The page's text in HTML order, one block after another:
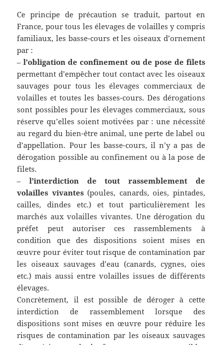
Ce principe de précaution se traduit, partout en
France, pour tous les élevages de volailles y compris
familiaux, les basse-cours et les oiseaux d’ornement
par :
–l’obligation de confinement ou de pose de filets
permettant d’empêcher tout contact avec les oiseaux
sauvages pour tous les élevages commerciaux de
volailles et toutes les basses-cours. Des dérogations
sont possibles pour les élevages commerciaux, sous
réserve qu’elles soient motivées par : une nécessité
au regard du bien-être animal, une perte de label ou
d’appellation. Pour les basse-cours, il n’y a pas de
dérogation possible au confinement ou à la pose de
filets.
–l’interdiction de tout rassemblement de
volailles vivantes(poules, canards, oies, pintades,
cailles, dindes etc.) et tout particulièrement les
marchés aux volailles vivantes. Une dérogation du
préfet peut autoriser ces rassemblements à
condition que des dispositions soient mises en
œuvre pour éviter tout risque de contamination par
les oiseaux sauvages d’eau (canards, cygnes, oies
etc.) mais aussi entre volailles issues de différents
élevages.
Concrètement, il est possible de déroger à cette
interdiction de rassemblement lorsque des
dispositions sont mises en œuvre pour réduire les
risques de contamination par les oiseaux sauvages